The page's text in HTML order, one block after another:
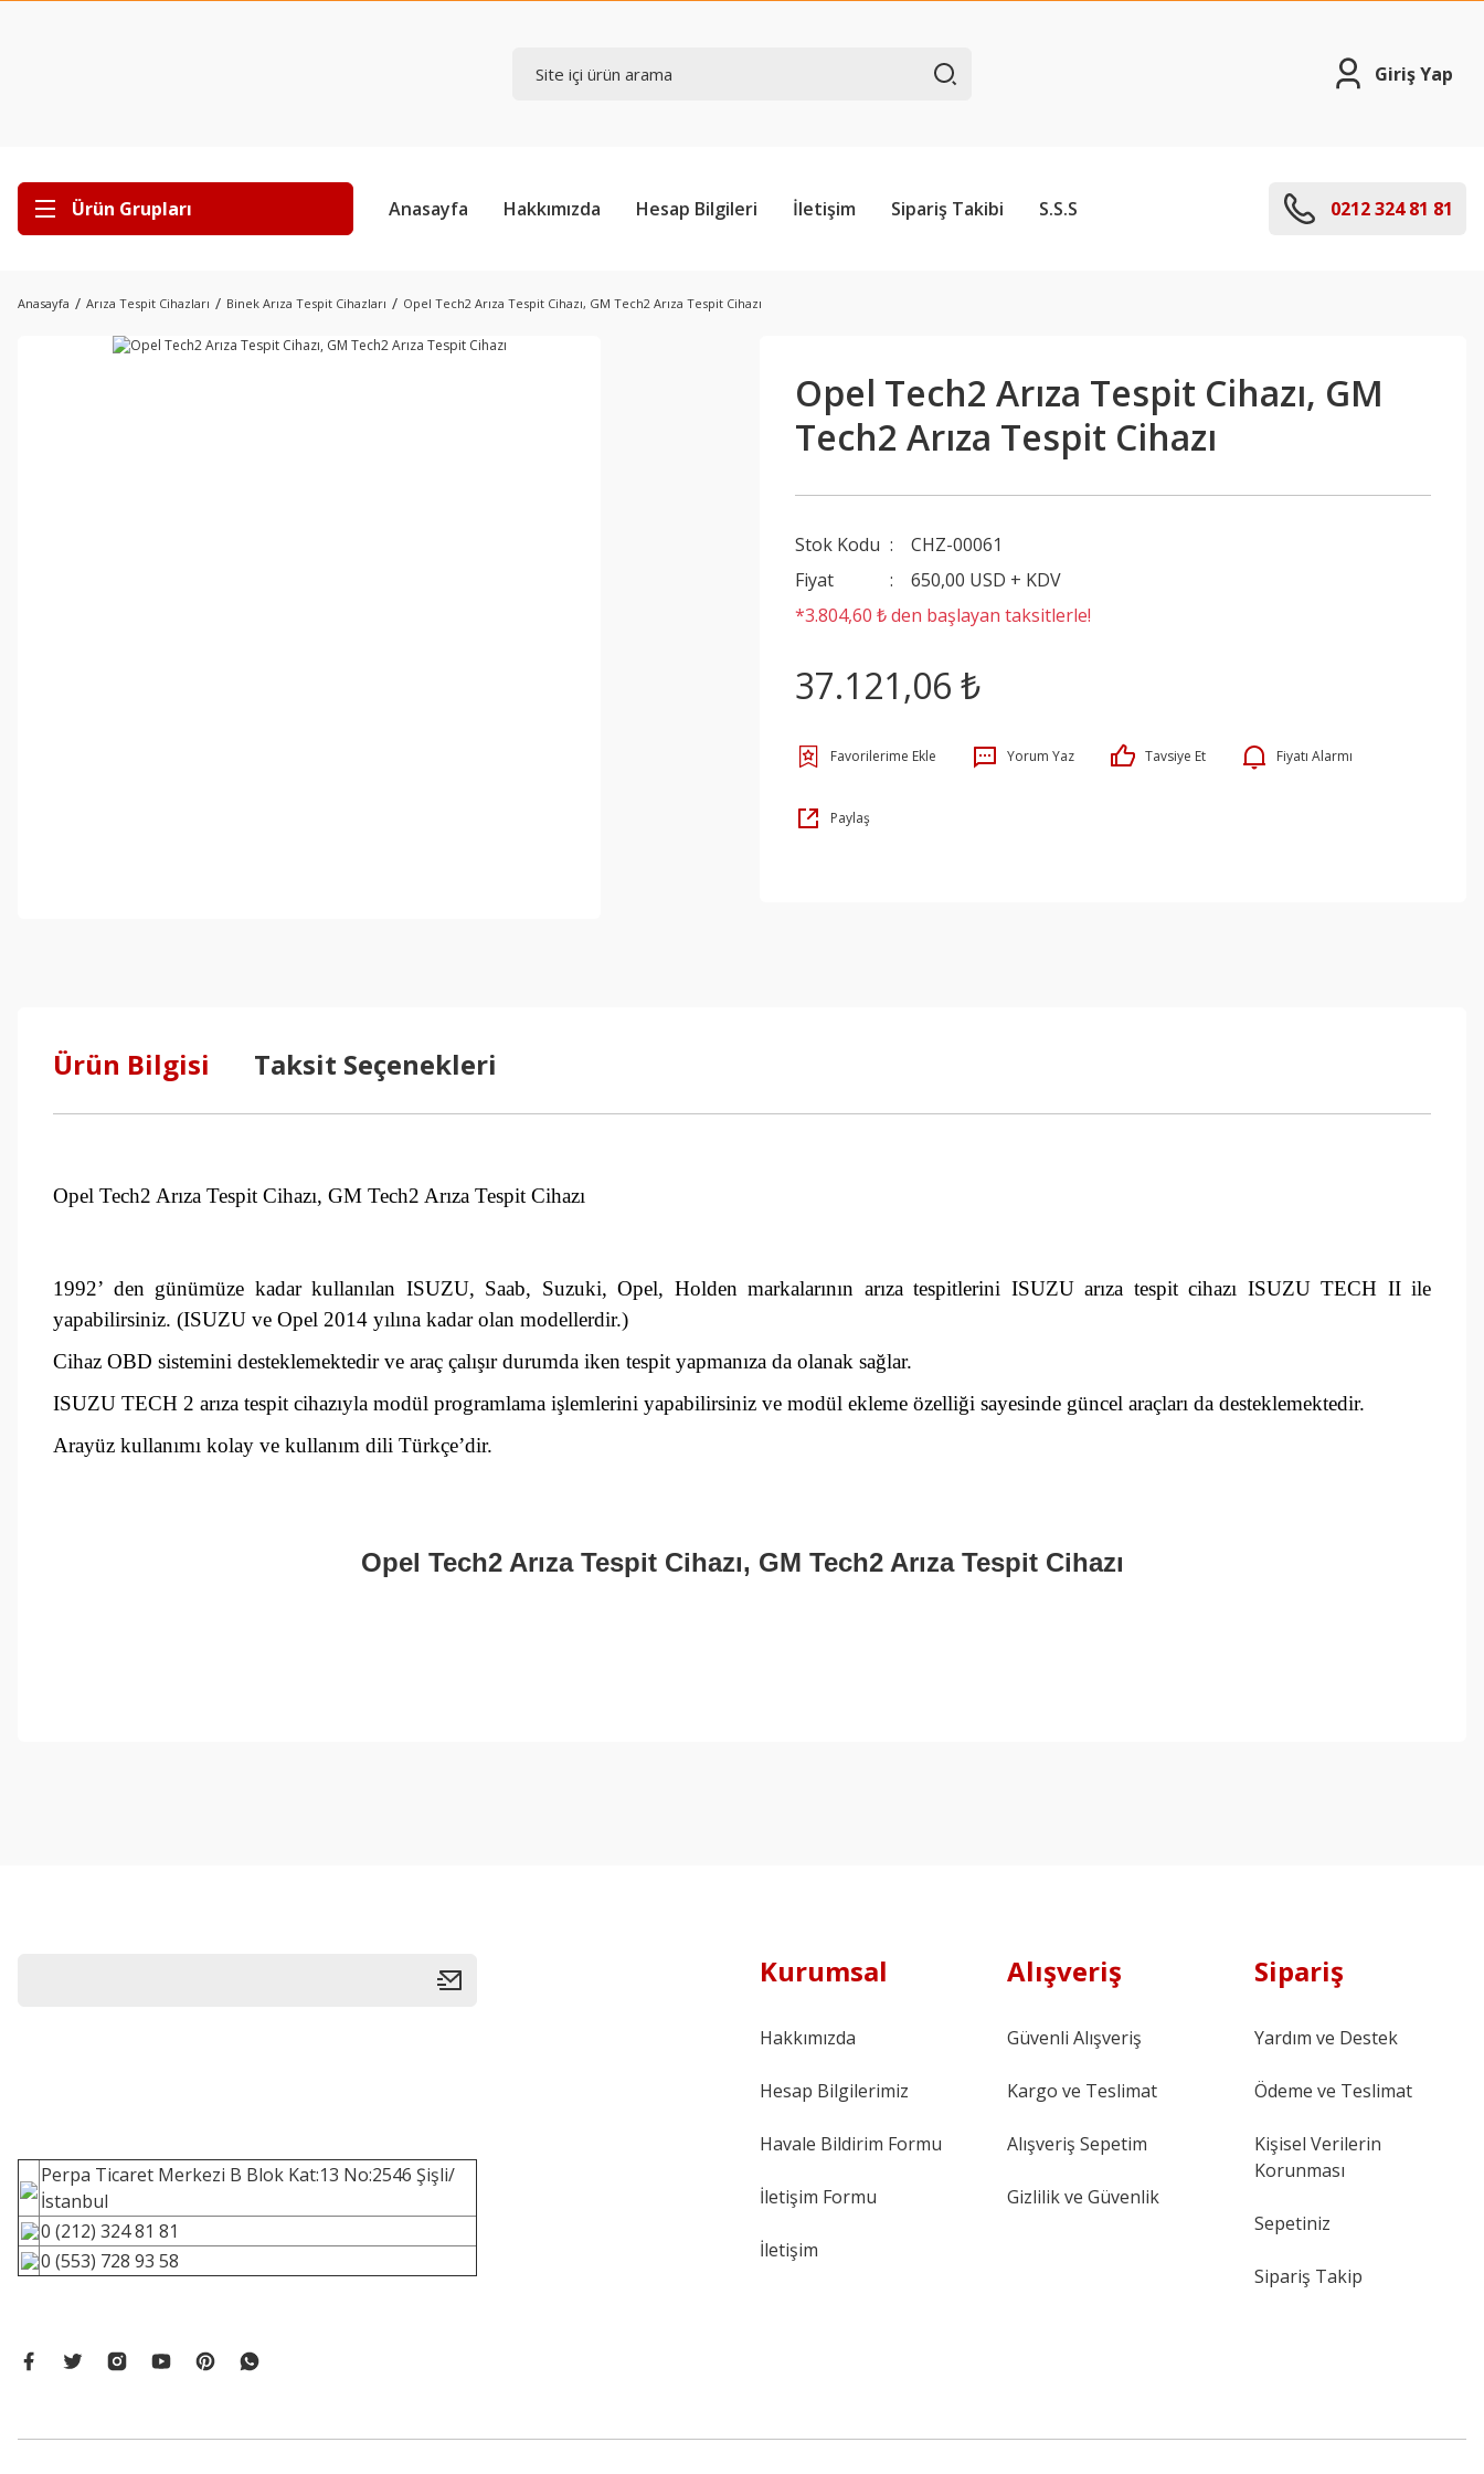
Giriş Yap
Ürün Grupları Anasayfa Hakkımızda Hesap Bilgileri İletişim Sipariş Takibi S.S.S 0212 324 81 81
Anasayfa Arıza Tespit Cihazları Binek Arıza Tespit Cihazları Opel Tech2 Arıza Tespit Cihazı, GM Tech2 Arıza Tespit Cihazı
Opel Tech2 Arıza Tespit Cihazı, GM
Tech2 Arıza Tespit Cihazı
Stok Kodu
CHZ-00061
Fiyat
650,00 USD + KDV
*3.804,60 ₺ den başlayan taksitlerle!
37.121,06 ₺
Yorum Yaz Tavsiye Et Fiyatı Alarmı
Paylaş
Ürün Bilgisi Taksit Seçenekleri
Opel Tech2 Arıza Tespit Cihazı, GM Tech2 Arıza Tespit Cihazı
1992’ den günümüze kadar kullanılan ISUZU, Saab, Suzuki, Opel, Holden markalarının arıza tespitlerini ISUZU arıza tespit cihazı ISUZU TECH II ile
yapabilirsiniz. (ISUZU ve Opel 2014 yılına kadar olan modellerdir.)
Cihaz OBD sistemini desteklemektedir ve araç çalışır durumda iken tespit yapmanıza da olanak sağlar.
ISUZU TECH 2 arıza tespit cihazıyla modül programlama işlemlerini yapabilirsiniz ve modül ekleme özelliği sayesinde güncel araçları da desteklemektedir.
Arayüz kullanımı kolay ve kullanım dili Türkçe’dir.
Opel Tech2 Arıza Tespit Cihazı, GM Tech2 Arıza Tespit Cihazı
Perpa Ticaret Merkezi B Blok Kat:13 No:2546 Şişli/
İstanbul
0 (212) 324 81 81
0 (553) 728 93 58
Kurumsal
Hakkımızda
Hesap Bilgilerimiz
Havale Bildirim Formu
İletişim Formu
İletişim
Alışveriş
Güvenli Alışveriş
Kargo ve Teslimat
Alışveriş Sepetim
Gizlilik ve Güvenlik
Sipariş
Yardım ve Destek
Ödeme ve Teslimat
Kişisel Verilerin
Korunması
Sepetiniz
Sipariş Takip